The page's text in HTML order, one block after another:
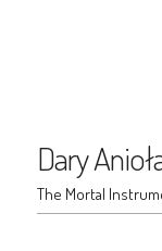
Dary
The Mortal